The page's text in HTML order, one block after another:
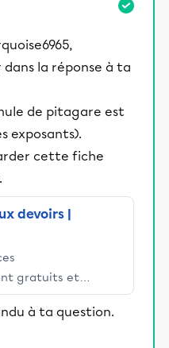
la réponse à ta
de pitagare est
exposants).
cette fiche
devoirs |
gratuits et
engage les élèves
la réussite
à ta question.